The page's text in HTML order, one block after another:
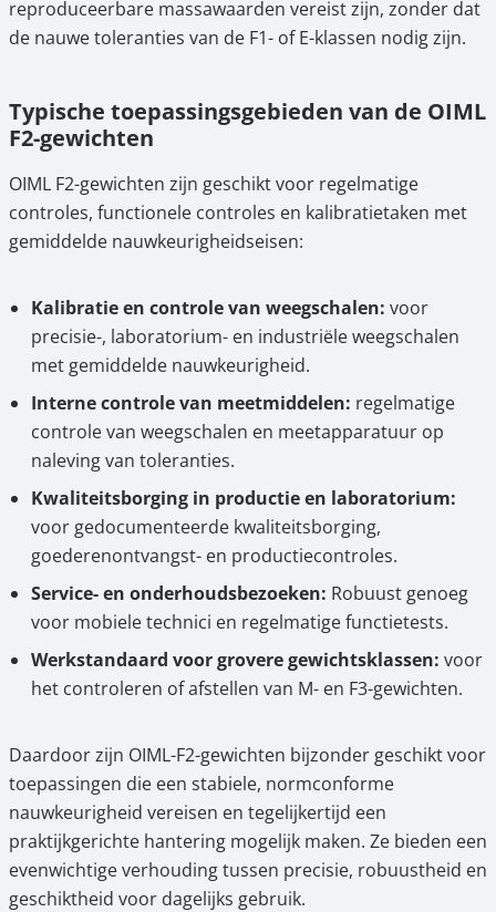
reproduceerbare massawaarden vereist zijn, zonder dat
de nauwe toleranties van de F1- of E-klassen nodig zijn.
Typische toepassingsgebieden van de OIML
F2-gewichten
OIML F2-gewichten zijn geschikt voor regelmatige
controles, functionele controles en kalibratietaken met
gemiddelde nauwkeurigheidseisen:
Kalibratie en controle van weegschalen: voor
precisie-, laboratorium- en industriële weegschalen
met gemiddelde nauwkeurigheid.
Interne controle van meetmiddelen: regelmatige
controle van weegschalen en meetapparatuur op
naleving van toleranties.
Kwaliteitsborging in productie en laboratorium:
voor gedocumenteerde kwaliteitsborging,
goederenontvangst- en productiecontroles.
Service- en onderhoudsbezoeken: Robuust genoeg
voor mobiele technici en regelmatige functietests.
Werkstandaard voor grovere gewichtsklassen: voor
het controleren of afstellen van M- en F3-gewichten.
Daardoor zijn OIML-F2-gewichten bijzonder geschikt voor
toepassingen die een stabiele, normconforme
nauwkeurigheid vereisen en tegelijkertijd een
praktijkgerichte hantering mogelijk maken. Ze bieden een
evenwichtige verhouding tussen precisie, robuustheid en
geschiktheid voor dagelijks gebruik.